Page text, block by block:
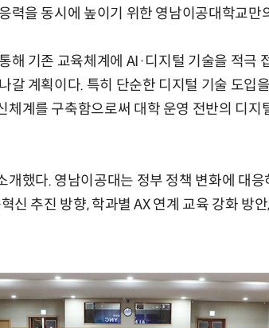
력을 동시에 높이기 위한 영남이공대학교만
해 기존 교육체계에 AI·디지털 기술을 적극
갈 계획이다. 특히 단순한 디지털 기술 도입
체계를 구축함으로써 대학 운영 전반의 디지
개했다. 영남이공대는 정부 정책 변화에 대
신 추진 방향, 학과별 AX 연계 교육 강화 방
“계속 쫓아왔다”…도망치던 우크라 민간인 공격한 러 자폭 드론